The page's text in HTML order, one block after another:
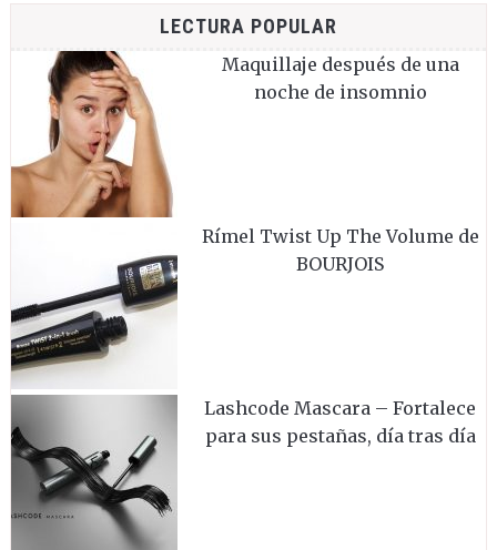
LECTURA POPULAR
Maquillaje después de una
noche de insomnio
Rímel Twist Up The Volume de
BOURJOIS
Lashcode Mascara – Fortalece
para sus pestañas, día tras día